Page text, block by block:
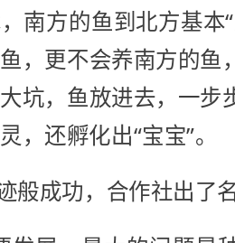
南方的鱼到北方基本
，更不会养南方的鱼
坑，鱼放进去，一步
，还孵化出“宝宝”。
般成功，合作社出了